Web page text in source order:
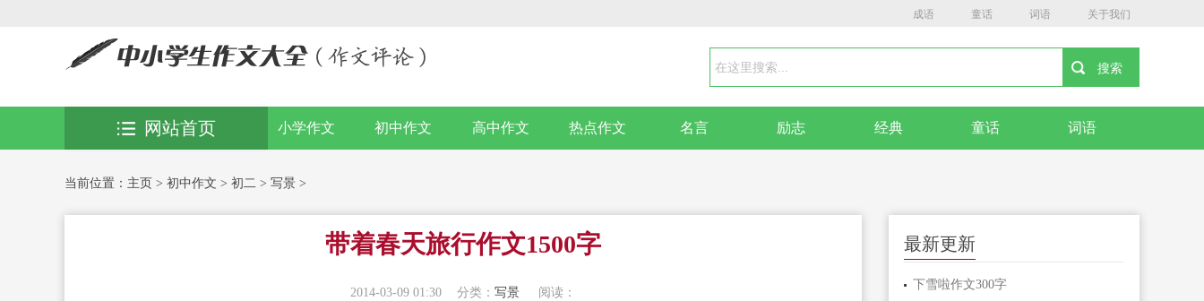
成语 童话 词语 关于我们
小学作文 初中作文 高中作文 热点作文 名言 励志 经典 童话 词语
网站首页
当前位置： 主页 > 初中作文 > 初二 > 写景 >
带着春天旅行作文1500字
2014-03-09 01:30 分类： 写景 阅读：
最新更新
下雪啦作文300字